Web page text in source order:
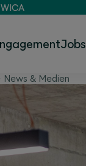
Jobs
News & Medien